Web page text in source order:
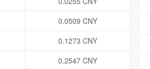
0.0509 CNY
0.1273 CNY
0.2547 CNY